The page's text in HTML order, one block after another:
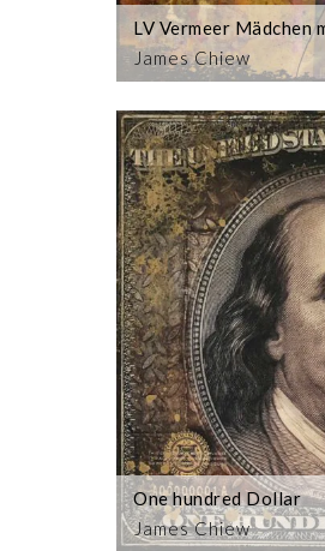
James Chiew
LV Vermeer
James Chiew
One hundred Dollar